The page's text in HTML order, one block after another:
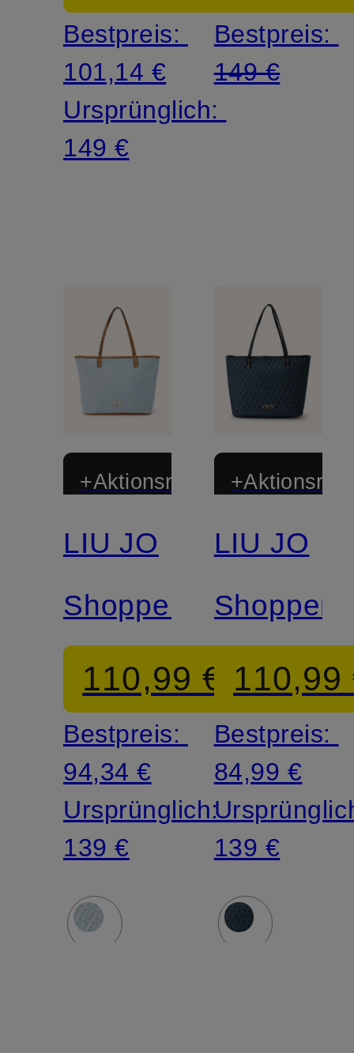
Bestpreis:
101,14 €
Ursprünglich:
149 €
Bestpreis:
149 €
+Aktionsrabatt
LIU JO
Shopper
110,99 €
Bestpreis:
94,34 €
Ursprünglich:
139 €
LIU JO
Shopper
110,99
Bestpreis:
84,99 €
139 €